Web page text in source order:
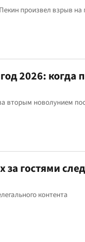
произвел взрыв на
2026: когда
вторым новолунием
за гостями
контента